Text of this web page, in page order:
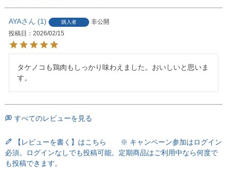
AYA 1 購入者
非公開
投稿日
2026/02/15
タケノコも鶏肉もしっかり味わえました。おいしいと思いま
す。
すべてのレビューを見る
【レビューを書く】はこちら ※ キャンペーン参加はログイン
必須。ログインなしでも投稿可能。定期商品はご利用中なら何度で
も投稿できます。